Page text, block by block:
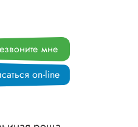
мне
on-line